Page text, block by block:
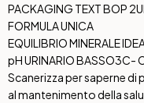
PACKAGING TEXT BOP 2
FORMULA UNICA
EQUILIBRIO MINERALE
pH URINARIO BASSO3C-
Scanerizza per saperne di
al mantenimento della